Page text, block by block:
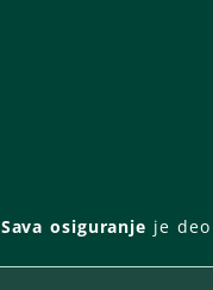
Sava osiguranje je deo